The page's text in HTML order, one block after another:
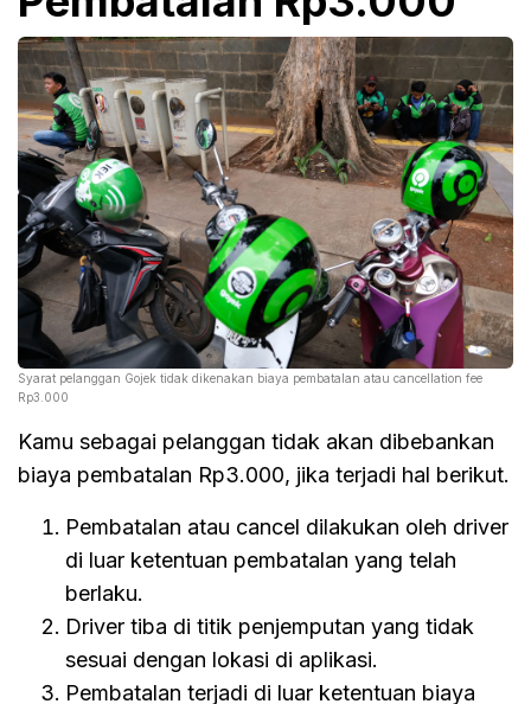
Syarat pelanggan Gojek tidak dikenakan biaya pembatalan atau cancellation fee
Rp3.000
Kamu sebagai pelanggan tidak akan dibebankan
biaya pembatalan Rp3.000, jika terjadi hal berikut.
Pembatalan atau cancel dilakukan oleh driver
di luar ketentuan pembatalan yang telah
berlaku.
Driver tiba di titik penjemputan yang tidak
sesuai dengan lokasi di aplikasi.
Pembatalan terjadi di luar ketentuan biaya